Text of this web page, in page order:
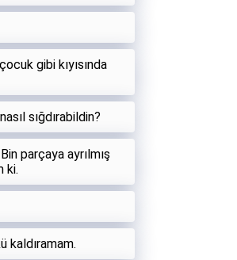
gibi kıyısında
sığdırabildin?
parçaya ayrılmış
ki.
kaldıramam.